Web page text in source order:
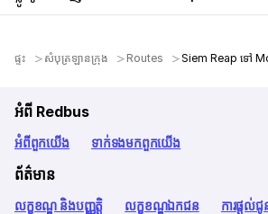
ផ្ទះ សំបុត្រឡានក្រុង Routes Siem Reap ទៅ
អំពី Redbus
អំពី​ពួក​យើង ទាក់ទង​មក​ពួក​យើង
ព័ត៌មាន
លក្ខខណ្ឌ និងបញ្ញត្តិ លក្ខខណ្ឌឯកជន ការផ្តល់